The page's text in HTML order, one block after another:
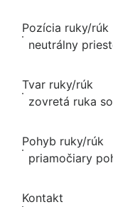
Pozícia ruky/rúk
neutrálny
Tvar ruky/rúk
zovretá ruka
Pohyb ruky/rúk
priamočiary
Kontakt